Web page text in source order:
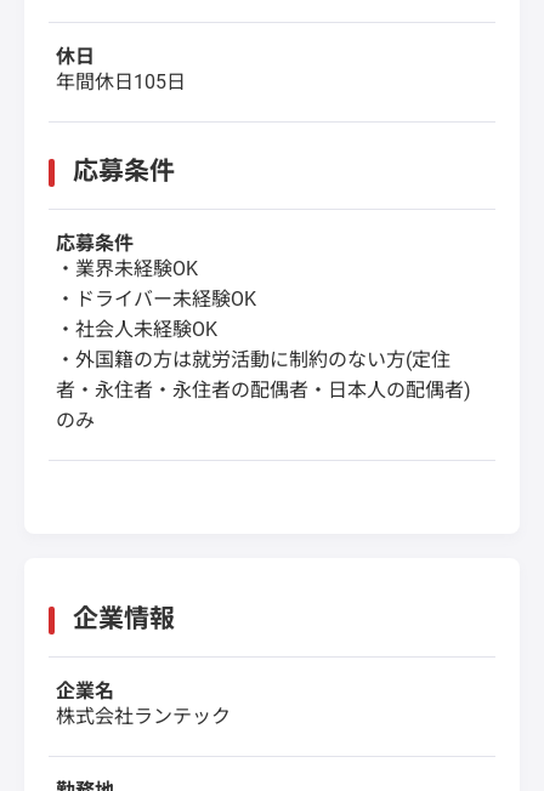
休日
年間休日105日
応募条件
応募条件
・業界未経験OK
・ドライバー未経験OK
・社会人未経験OK
・外国籍の方は就労活動に制約のない方(定住
者・永住者・永住者の配偶者・日本人の配偶者)
のみ
企業情報
企業名
株式会社ランテック